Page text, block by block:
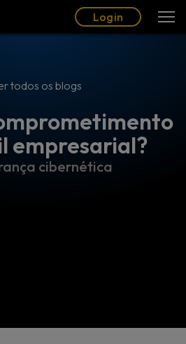
Login
todos os blogs
empresarial?
cibernética